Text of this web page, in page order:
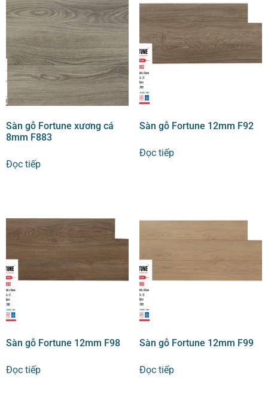
Sàn gỗ Fortune xương cá
8mm F883
Đọc tiếp
Sàn gỗ Fortune 12mm F92
Đọc tiếp
Sàn gỗ Fortune 12mm F98
Đọc tiếp
Sàn gỗ Fortune 12mm F99
Đọc tiếp